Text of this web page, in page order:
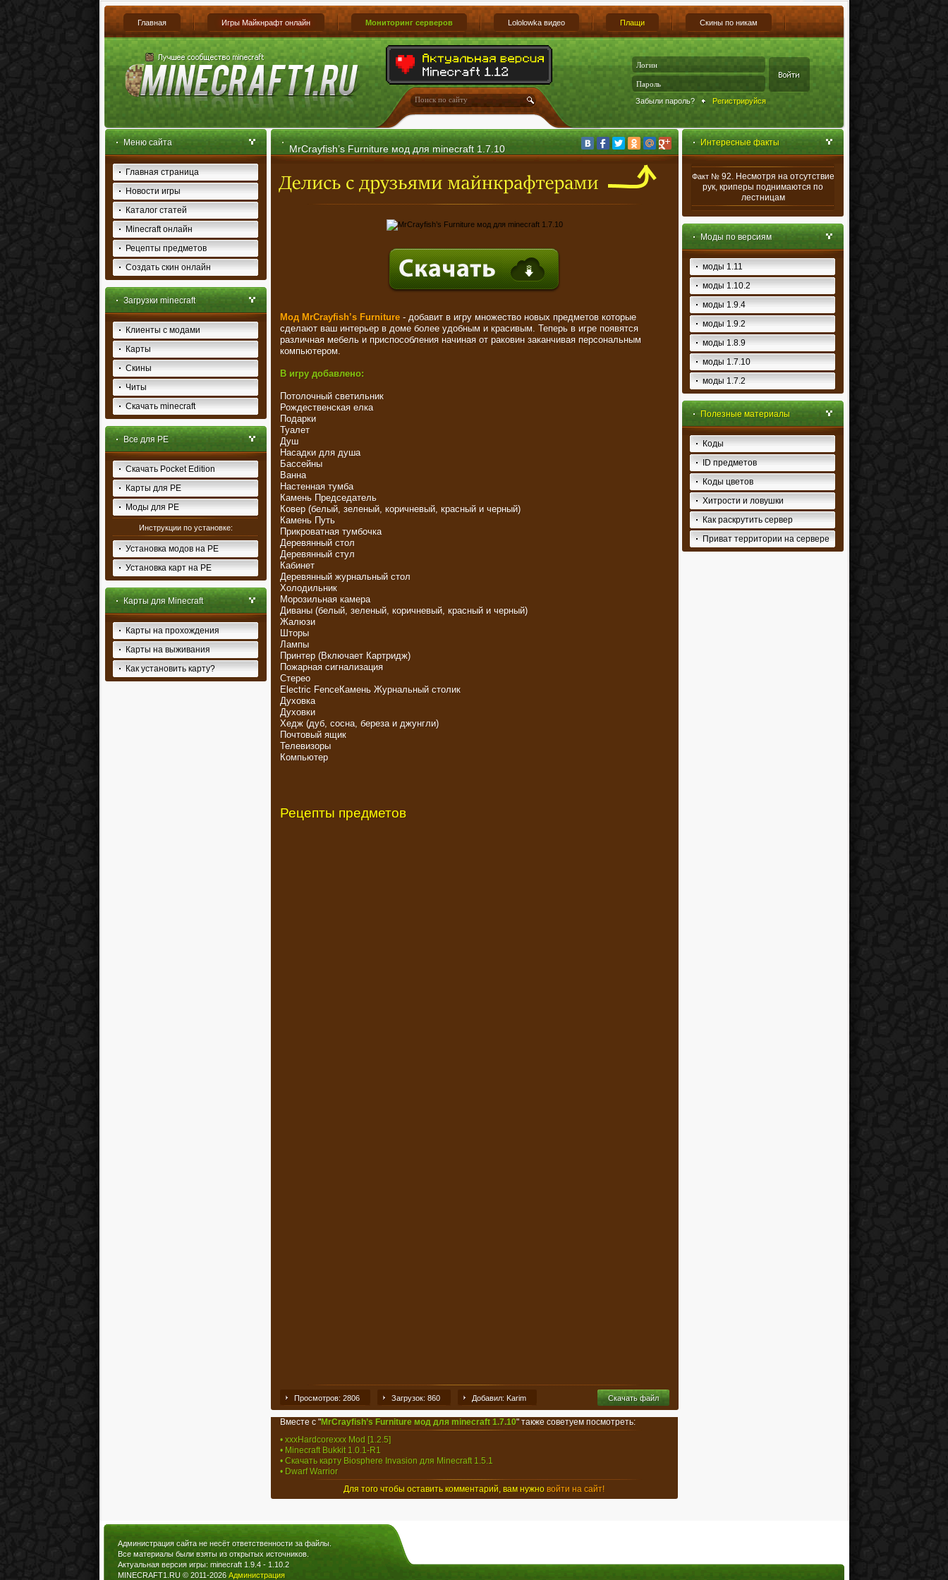
Главная Игры Майкнрафт онлайн Мониторинг серверов Lololowka видео Плащи Скины по никам
Забыли пароль? Регистрируйся
Меню сайта
Главная страница
Новости игры
Каталог статей
Minecraft онлайн
Рецепты предметов
Создать скин онлайн
Загрузки minecraft
Клиенты с модами
Карты
Скины
Читы
Скачать minecraft
Все для PE
Скачать Pocket Edition
Карты для PE
Моды для PE
Инструкции по установке:
Установка модов на PE
Установка карт на PE
Карты для Minecraft
Карты на прохождения
Карты на выживания
Как установить карту?
Интересные факты
Факт № 92. Несмотря на отсутствие
рук, криперы поднимаются по
лестницам
Моды по версиям
моды 1.11
моды 1.10.2
моды 1.9.4
моды 1.9.2
моды 1.8.9
моды 1.7.10
моды 1.7.2
Полезные материалы
Коды
ID предметов
Коды цветов
Хитрости и ловушки
Как раскрутить сервер
Приват территории на сервере
MrCrayfish’s Furniture мод для minecraft 1.7.10
Мод MrCrayfish’s Furniture - добавит в игру множество новых предметов которые
сделают ваш интерьер в доме более удобным и красивым. Теперь в игре появятся
различная мебель и приспособления начиная от раковин заканчивая персональным
компьютером.
В игру добавлено:
Потолочный светильник
Рождественская елка
Подарки
Туалет
Душ
Насадки для душа
Бассейны
Ванна
Настенная тумба
Камень Председатель
Ковер (белый, зеленый, коричневый, красный и черный)
Камень Путь
Прикроватная тумбочка
Деревянный стол
Деревянный стул
Кабинет
Деревянный журнальный стол
Холодильник
Морозильная камера
Диваны (белый, зеленый, коричневый, красный и черный)
Жалюзи
Шторы
Лампы
Принтер (Включает Картридж)
Пожарная сигнализация
Стерео
Electric FenceКамень Журнальный столик
Духовка
Духовки
Хедж (дуб, сосна, береза ​​и джунгли)
Почтовый ящик
Телевизоры
Компьютер
Рецепты предметов
Просмотров: 2806 Загрузок: 860 Добавил: Karim Скачать файл
Вместе с "MrCrayfish’s Furniture мод для minecraft 1.7.10" также советуем посмотреть:
• xxxHardcorexxx Mod [1.2.5]
• Minecraft Bukkit 1.0.1-R1
• Скачать карту Biosphere Invasion для Minecraft 1.5.1
• Dwarf Warrior
Для того чтобы оставить комментарий, вам нужно войти на сайт!
Администрация сайта не несёт ответственности за файлы.
Все материалы были взяты из открытых источников.
Актуальная версия игры: minecraft 1.9.4 - 1.10.2
MINECRAFT1.RU © 2011-2026 Администрация